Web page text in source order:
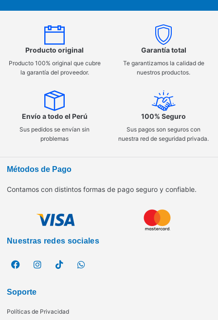
Producto original
Producto 100% original que cubre
la garantía del proveedor.
Garantía total
Te garantizamos la calidad de
nuestros productos.
Envío a todo el Perú
Sus pedidos se envían sin
problemas
100% Seguro
Sus pagos son seguros con
nuestra red de seguridad privada.
Métodos de Pago
Contamos con distintos formas de pago seguro y confiable.
Nuestras redes sociales
Soporte
Políticas de Privacidad